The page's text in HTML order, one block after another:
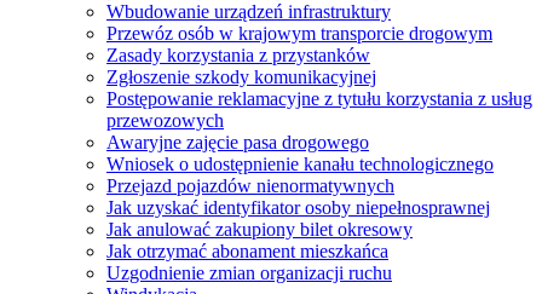
Wbudowanie urządzeń infrastruktury
Przewóz osób w krajowym transporcie drogowym
Zasady korzystania z przystanków
Zgłoszenie szkody komunikacyjnej
Postępowanie reklamacyjne z tytułu korzystania z usług
przewozowych
Awaryjne zajęcie pasa drogowego
Wniosek o udostępnienie kanału technologicznego
Przejazd pojazdów nienormatywnych
Jak uzyskać identyfikator osoby niepełnosprawnej
Jak anulować zakupiony bilet okresowy
Jak otrzymać abonament mieszkańca
Uzgodnienie zmian organizacji ruchu